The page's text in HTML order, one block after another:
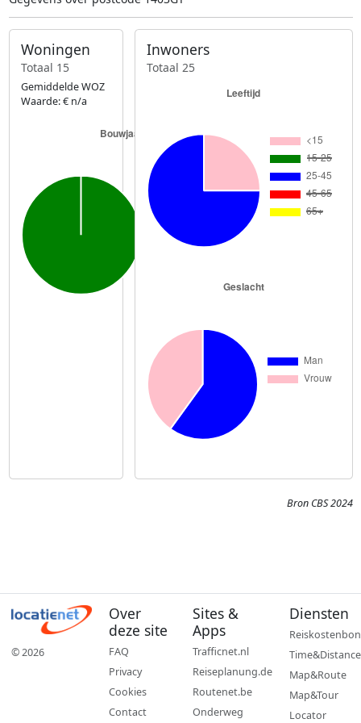
Woningen
Totaal 15
Gemiddelde WOZ
Waarde: € n/a
Inwoners
Totaal 25
Bron CBS 2024
© 2026
Over
deze site
FAQ
Privacy
Cookies
Contact
Sites &
Apps
Trafficnet.nl
Reiseplanung.de
Routenet.be
Onderweg
Diensten
Reiskostenbon
Time&Distance
Map&Route
Map&Tour
Locator